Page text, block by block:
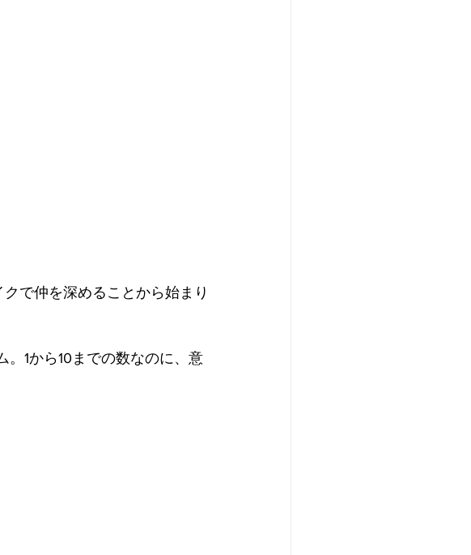
で仲を深めることから始まり
1から10までの数なのに、意